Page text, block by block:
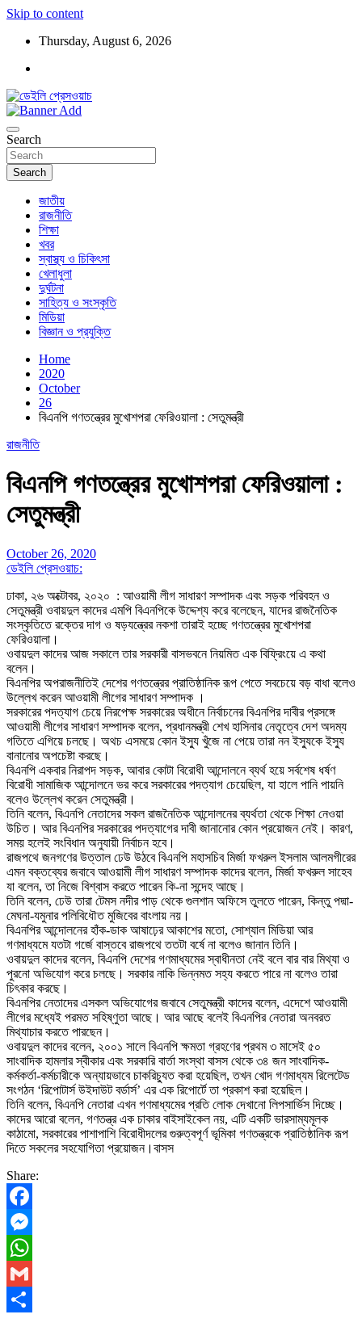
Skip to content
Thursday, August 6, 2026
ডেইলি প্রেসওয়াচ
Search
Search
জাতীয়
রাজনীতি
শিক্ষা
খবর
স্বাস্থ্য ও চিকিৎসা
খেলাধুলা
দুর্ঘটনা
সাহিত্য ও সংস্কৃতি
মিডিয়া
বিজ্ঞান ও প্রযুক্তি
Home
2020
October
26
বিএনপি গণতন্ত্রের মুখোশপরা ফেরিওয়ালা : সেতুমন্ত্রী
রাজনীতি
বিএনপি গণতন্ত্রের মুখোশপরা ফেরিওয়ালা :
সেতুমন্ত্রী
October 26, 2020
ডেইলি প্রেসওয়াচ:
ঢাকা, ২৬ অক্টোবর, ২০২০ : আওয়ামী লীগ সাধারণ সম্পাদক এবং সড়ক পরিবহন ও
সেতুমন্ত্রী ওবায়দুল কাদের এমপি বিএনপিকে উদ্দেশ্য করে বলেছেন, যাদের রাজনৈতিক
সংস্কৃতিতে রক্তের দাগ ও ষড়যন্ত্রের নকশা তারাই হচ্ছে গণতন্ত্রের মুখোশপরা
ফেরিওয়ালা।
ওবায়দুল কাদের আজ সকালে তার সরকারী বাসভবনে নিয়মিত এক বিফ্রিংয়ে এ কথা
বলেন।
বিএনপির অপরাজনীতিই দেশের গণতন্ত্রের প্রাতিষ্ঠানিক রূপ পেতে সবচেয়ে বড় বাধা বলেও
উল্লেখ করেন আওয়ামী লীগের সাধারণ সম্পাদক ।
সরকারের পদত্যাগ চেয়ে নিরপেক্ষ সরকারের অধীনে নির্বাচনের বিএনপির দাবীর প্রসঙ্গে
আওয়ামী লীগের সাধারণ সম্পাদক বলেন, প্রধানমন্ত্রী শেখ হাসিনার নেতৃত্বে দেশ অদম্য
গতিতে এগিয়ে চলছে। অথচ এসময়ে কোন ইস্যু খুঁজে না পেয়ে তারা নন ইস্যুকে ইস্যু
বানানোর অপচেষ্টা করছে।
বিএনপি একবার নিরাপদ সড়ক, আবার কোটা বিরোধী আন্দোলনে ব্যর্থ হয়ে সর্বশেষ ধর্ষণ
বিরোধী সামাজিক আন্দোলনে ভর করে সরকারের পদত্যাগ চেয়েছিল, যা হালে পানি পায়নি
বলেও উল্লেখ করেন সেতুমন্ত্রী।
তিনি বলেন, বিএনপি নেতাদের সকল রাজনৈতিক আন্দোলনের ব্যর্থতা থেকে শিক্ষা নেওয়া
উচিত। আর বিএনপির সরকারের পদত্যাগের দাবী জানানোর কোন প্রয়োজন নেই। কারণ,
সময় হলেই সংবিধান অনুযায়ী নির্বাচন হবে।
রাজপথে জনগণের উত্তাল ঢেউ উঠবে বিএনপি মহাসচিব মির্জা ফখরুল ইসলাম আলমগীরের
এমন বক্তব্যের জবাবে আওয়ামী লীগ সাধারণ সম্পাদক কাদের বলেন, মির্জা ফখরুল সাহেব
যা বলেন, তা নিজে বিশ্বাস করতে পারেন কি-না সন্দেহ আছে।
তিনি বলেন, ঢেউ তারা টেমস নদীর পাড় থেকে গুলশান অফিসে তুলতে পারেন, কিন্তু পদ্মা-
মেঘনা-যমুনার পলিবিধৌত মুজিবের বাংলায় নয়।
বিএনপির আন্দোলনের হাঁক-ডাক আষাঢ়ের আকাশের মতো, সোশ্যাল মিডিয়া আর
গণমাধ্যমে যতটা গর্জে বাস্তবে রাজপথে ততটা বর্ষে না বলেও জানান তিনি।
ওবায়দুল কাদের বলেন, বিএনপি দেশের গণমাধ্যমের স্বাধীনতা নেই বলে বার বার মিথ্যা ও
পুরনো অভিযোগ করে চলছে। সরকার নাকি ভিন্নমত সহ্য করতে পারে না বলেও তারা
চিৎকার করছে।
বিএনপির নেতাদের এসকল অভিযোগের জবাবে সেতুমন্ত্রী কাদের বলেন, এদেশে আওয়ামী
লীগের মধ্যেই পরমত সহিষ্ণুতা আছে। আর আছে বলেই বিএনপির নেতারা অনবরত
মিথ্যাচার করতে পারছেন।
ওবায়দুল কাদের বলেন, ২০০১ সালে বিএনপি ক্ষমতা গ্রহণের প্রথম ৩ মাসেই ৫০
সাংবাদিক হামলার স্বীকার এবং সরকারি বার্তা সংস্থা বাসস থেকে ৩৪ জন সাংবাদিক-
কর্মকর্তা-কর্মচারীকে অন্যায়ভাবে চাকরিচ্যুত করা হয়েছিল, তখন খোদ গণমাধ্যম রিলেটেড
সংগঠন ‘রিপোটার্স উইদাউট বর্ডার্স’ এর এক রিপোর্টে তা প্রকাশ করা হয়েছিল।
তিনি বলেন, বিএনপি নেতারা এখন গণমাধ্যমের প্রতি লোক দেখানো লিপসার্ভিস দিচ্ছে।
কাদের আরো বলেন, গণতন্ত্র এক চাকার বাইসাইকেল নয়, এটি একটি ভারসাম্যমূলক
কাঠামো, সরকারের পাশাপাশি বিরোধীদলের গুরুত্বপূর্ণ ভূমিকা গণতন্ত্রকে প্রাতিষ্ঠানিক রূপ
দিতে সকলের সহযোগিতা প্রয়োজন।বাসস
Share:
Facebook
Messenger
WhatsApp
Gmail